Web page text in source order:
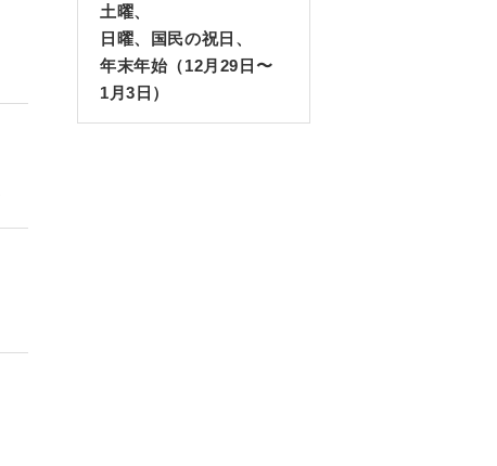
土曜、
日曜、国民の祝日、
年末年始（12月29日〜
1月3日）